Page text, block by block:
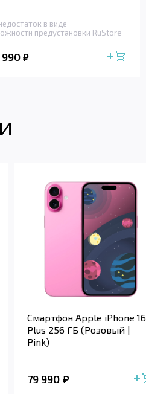
в виде
предустановки RuStore
990 ₽
Смартфон Apple iPhone 16
Plus 256 ГБ (Розовый |
Pink)
79 990